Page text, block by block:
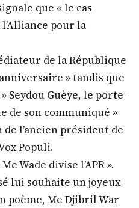
que « le cas
pour la
de la République
» tandis que
Seydou Guèye, le porte-
de son communiqué »
l’ancien président de
Populi.
Wade divise l’APR ».
lui souhaite un joyeux
poème, Me Djibril War